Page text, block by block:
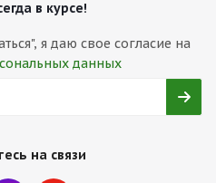
в курсе!
я даю свое согласие на
данных
на связи